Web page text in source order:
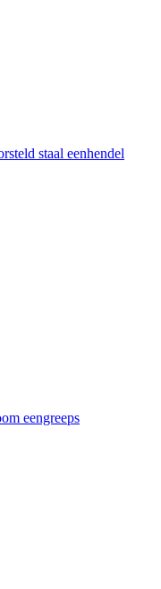
staal eenhendel
eengreeps